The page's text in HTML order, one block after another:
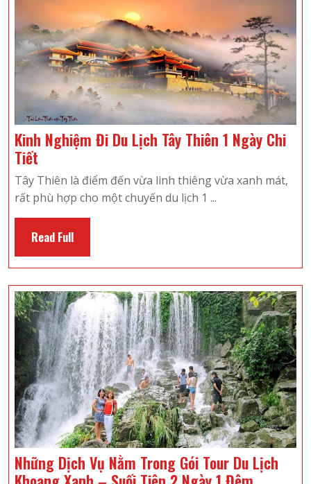
Lodge
Có
Gì
Đáng
Chú
Ý?
Kinh Nghiệm Đi Du Lịch Tây Thiên 1 Ngày Chi
Tiết
Nghiệm
Đi
Lịch
Tây
Thiên
1
Ngày
Chi
Tiết
Tây Thiên là điểm đến vừa linh thiêng vừa xanh mát,
rất phù hợp cho một chuyến du lịch 1 ...
Read FullRead
Full
Những Dịch Vụ Nằm Trong Gói Tour Du Lịch